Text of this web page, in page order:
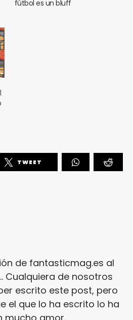
fútbol es un bluff
TWEET
de fantasticmag.es al
Cualquiera de nosotros
escrito este post, pero
el que lo ha escrito lo ha